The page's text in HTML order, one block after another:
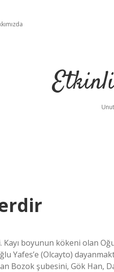
boyunun kökeni olan
Yafes’e (Olcayto)
Bozok şubesini, Gök Han,